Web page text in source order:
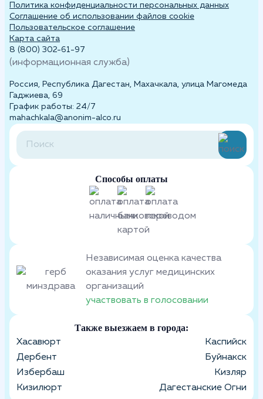
Политика конфиденциальности персональных данных
Cоглашение об использовании файлов cookie
Пользовательское соглашение
Карта сайта
8 (800) 302-61-97
(информационная служба)
Россия, Республика Дагестан, Махачкала, улица Магомеда
Гаджиева, 69
График работы: 24/7
mahachkala@anonim-alco.ru
Способы оплаты
Независимая оценка качества
оказания услуг медицинских
организаций
участвовать в голосовании
Также выезжаем в города:
Хасавюрт
Каспийск
Дербент
Буйнакск
Избербаш
Кизляр
Кизилюрт
Дагестанские Огни